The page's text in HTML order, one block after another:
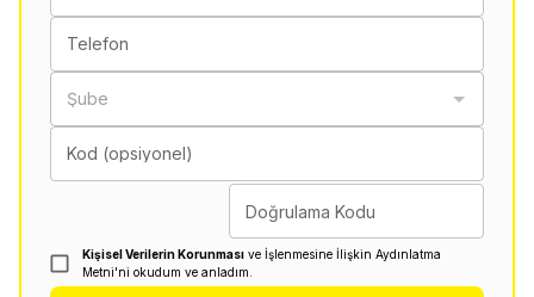
Telefon
Şube
Kod (opsiyonel)
Doğrulama Kodu
Kişisel Verilerin Korunması ve İşlenmesine İlişkin Aydınlatma
Metni'ni okudum ve anladım.